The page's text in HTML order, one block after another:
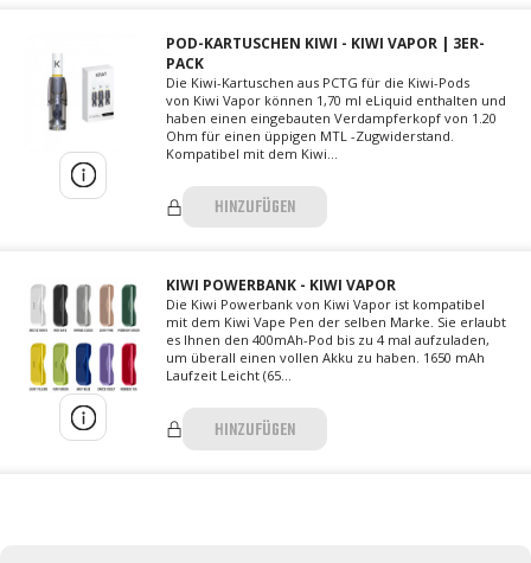
POD-KARTUSCHEN KIWI - KIWI VAPOR | 3ER-
PACK
Die Kiwi-Kartuschen aus PCTG für die Kiwi-Pods
von Kiwi Vapor können 1,70 ml eLiquid enthalten und
haben einen eingebauten Verdampferkopf von 1.20
Ohm für einen üppigen MTL -Zugwiderstand.
Kompatibel mit dem Kiwi...
HINZUFÜGEN
KIWI POWERBANK - KIWI VAPOR
Die Kiwi Powerbank von Kiwi Vapor ist kompatibel
mit dem Kiwi Vape Pen der selben Marke. Sie erlaubt
es Ihnen den 400mAh-Pod bis zu 4 mal aufzuladen,
um überall einen vollen Akku zu haben. 1650 mAh
Laufzeit Leicht (65...
HINZUFÜGEN